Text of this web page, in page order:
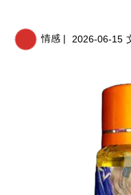
情感 | 2026-06-15